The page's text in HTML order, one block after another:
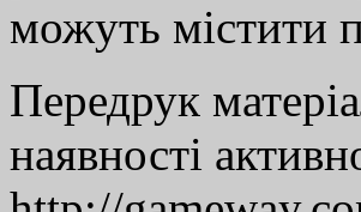
можуть містити
Передрук
наявності